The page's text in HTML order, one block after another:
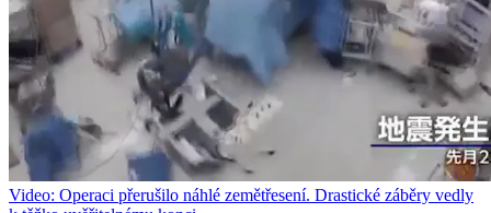
Video: Operaci přerušilo náhlé zemětřesení. Drastické záběry vedly